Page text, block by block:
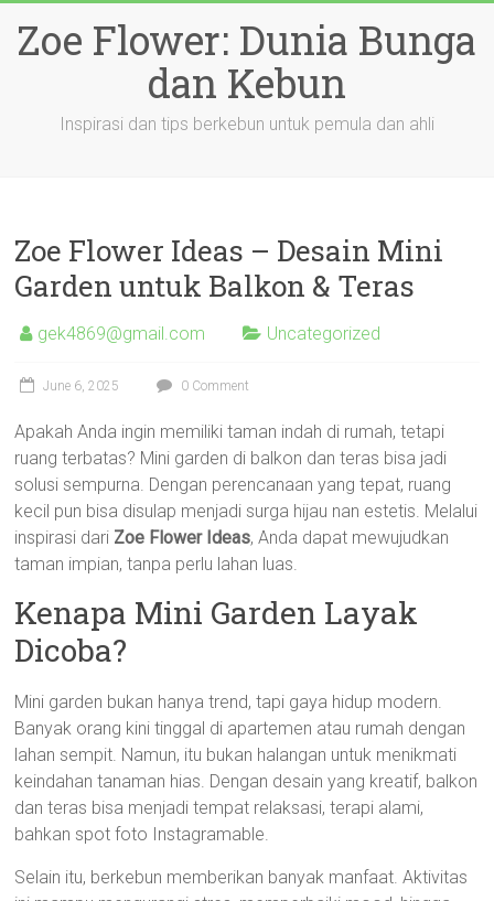
content
Zoe Flower: Dunia Bunga
dan Kebun
Inspirasi dan tips berkebun untuk pemula dan ahli
Zoe Flower Ideas – Desain Mini
Garden untuk Balkon & Teras
gek4869@gmail.com Uncategorized
June 6, 2025 0 Comment
Apakah Anda ingin memiliki taman indah di rumah, tetapi
ruang terbatas? Mini garden di balkon dan teras bisa jadi
solusi sempurna. Dengan perencanaan yang tepat, ruang
kecil pun bisa disulap menjadi surga hijau nan estetis. Melalui
inspirasi dari Zoe Flower Ideas, Anda dapat mewujudkan
taman impian, tanpa perlu lahan luas.
Kenapa Mini Garden Layak
Dicoba?
Mini garden bukan hanya trend, tapi gaya hidup modern.
Banyak orang kini tinggal di apartemen atau rumah dengan
lahan sempit. Namun, itu bukan halangan untuk menikmati
keindahan tanaman hias. Dengan desain yang kreatif, balkon
dan teras bisa menjadi tempat relaksasi, terapi alami,
bahkan spot foto Instagramable.
Selain itu, berkebun memberikan banyak manfaat. Aktivitas